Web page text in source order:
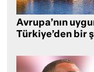
Avrupa’nın
Türkiye’den bir